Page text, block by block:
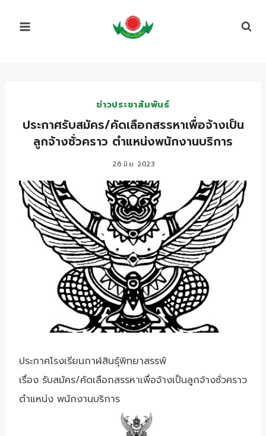
ข่าวประชาสัมพันธ์
ประกาศรับสมัคร/คัดเลือกสรรหาเพื่อจ้างเป็น
ลูกจ้างชั่วคราว ตำแหน่งพนักงานบริการ
26 มิ.ย. 2023
ประกาศโรงเรียนกาฬสินธุ์พิทยาสรรพ์
เรื่อง รับสมัคร/คัดเลือกสรรหาเพื่อจ้างเป็นลูกจ้างชั่วคราว
ตำแหน่ง พนักงานบริการ